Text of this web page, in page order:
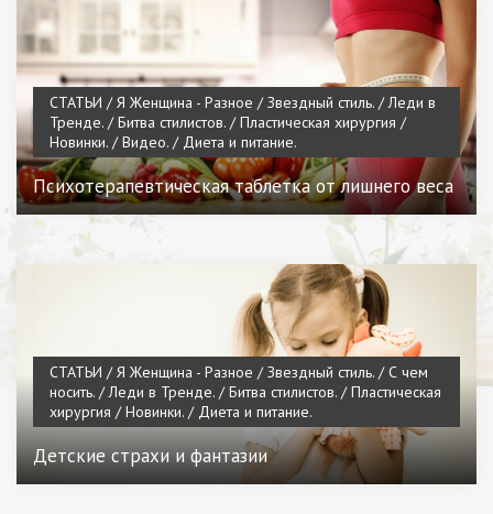
Диета и питание.
СТАТЬИ / Я Женщина - Разное / Звездный стиль. / Леди в
Тренде. / Битва стилистов. / Пластическая хирургия /
Новинки. / Видео. / Диета и питание.
Психотерапевтическая таблетка от лишнего веса
СТАТЬИ / Я Женщина - Разное / Звездный стиль. / С чем
носить. / Леди в Тренде. / Битва стилистов. / Пластическая
хирургия / Новинки. / Диета и питание.
Детские страхи и фантазии